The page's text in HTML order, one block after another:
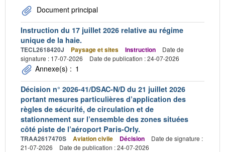
Document principal
Instruction du 17 juillet 2026 relative au régime
unique de la haie.
TECL2618420J Paysage et sites Instruction
Date de
signature : 17-07-2026
Date de publication : 24-07-2026
Annexe(s) : 1
Décision n° 2026-41/DSAC-N/D du 21 juillet 2026
portant mesures particulières d’application des
règles de sécurité, de circulation et de
stationnement sur l’ensemble des zones situées
côté piste de l’aéroport Paris-Orly.
TRAA2617470S Aviation civile Décision
Date de signature :
21-07-2026
Date de publication : 24-07-2026